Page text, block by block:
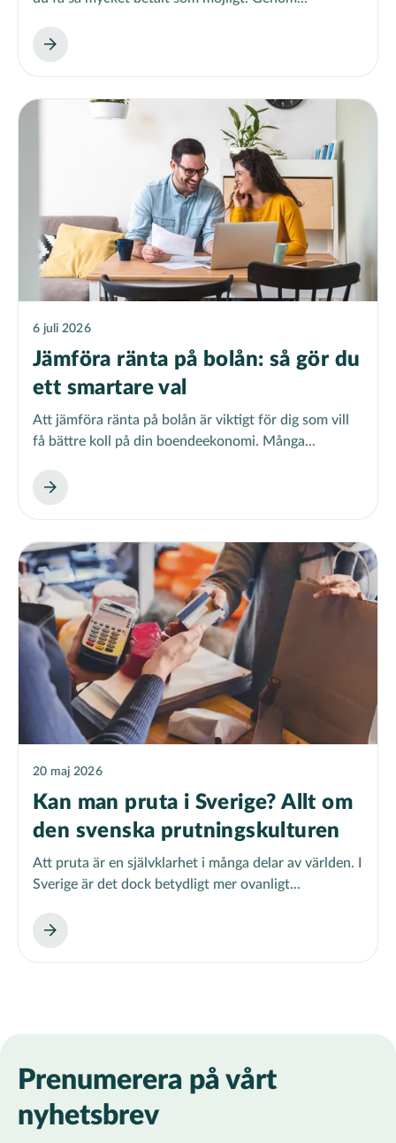
6 juli 2026
Jämföra ränta på bolån: så gör du
ett smartare val
Att jämföra ränta på bolån är viktigt för dig som vill
få bättre koll på din boendeekonomi. Många...
20 maj 2026
Kan man pruta i Sverige? Allt om
den svenska prutningskulturen
Att pruta är en självklarhet i många delar av världen. I
Sverige är det dock betydligt mer ovanligt...
Prenumerera på vårt
nyhetsbrev